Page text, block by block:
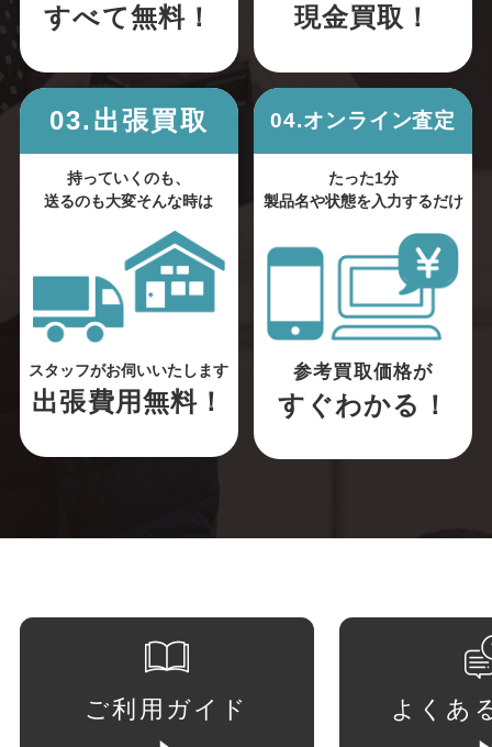
すべて無料！ 現金買取！
03.出張買取
持っていくのも、
送るのも大変そんな時は
スタッフがお伺いいたします
出張費用無料！
04.オンライン査定
たった1分
製品名や状態を入力するだけ
参考買取価格が
すぐわかる！
ご利用ガイド よくあ